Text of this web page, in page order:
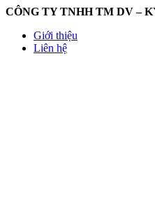
CÔNG TY TNHH TM DV –
Giới thiệu
Liên hệ